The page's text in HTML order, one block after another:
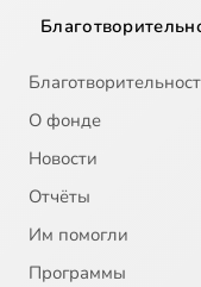
О фонде
Новости
Отчёты
Им помогли
Программы